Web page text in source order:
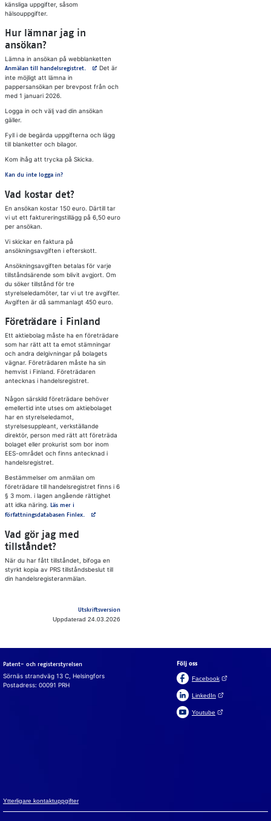
känsliga uppgifter, såsom
hälsouppgifter.
Hur lämnar jag in
ansökan?
Lämna in ansökan på webblanketten
Anmälan till handelsregistret. Avautuu uuteen välilehteen
Det är
inte möjligt att lämna in
pappersansökan per brevpost från och
med 1 januari 2026.
Logga in och välj vad din ansökan
gäller.
Fyll i de begärda uppgifterna och lägg
till blanketter och bilagor.
Kom ihåg att trycka på Skicka.
Kan du inte logga in?
Vad kostar det?
En ansökan kostar 150 euro. Därtill tar
vi ut ett faktureringstillägg på 6,50 euro
per ansökan.
Vi skickar en faktura på
ansökningsavgiften i efterskott.
Ansökningsavgiften betalas för varje
tillståndsärende som blivit avgjort. Om
du söker tillstånd för tre
styrelseledamöter, tar vi ut tre avgifter.
Avgiften är då sammanlagt 450 euro.
Företrädare i Finland
Ett aktiebolag måste ha en företrädare
som har rätt att ta emot stämningar
och andra delgivningar på bolagets
vägnar. Företrädaren måste ha sin
hemvist i Finland. Företrädaren
antecknas i handelsregistret.
Någon särskild företrädare behöver
emellertid inte utses om aktiebolaget
har en styrelseledamot,
styrelsesuppleant, verkställande
direktör, person med rätt att företräda
bolaget eller prokurist som bor inom
EES-området och finns antecknad i
handelsregistret.
Bestämmelser om anmälan om
företrädare till handelsregistret finns i 6
§ 3 mom. i lagen angående rättighet
att idka näring. Läs mer i
författningsdatabasen Finlex. Avautuu uuteen välilehteen
Vad gör jag med
tillståndet?
När du har fått tillståndet, bifoga en
styrkt kopia av PRS tillståndsbeslut till
din handelsregisteranmälan.
Utskriftsversion
Uppdaterad 24.03.2026
Patent- och registerstyrelsen
Sörnäs strandväg 13 C, Helsingfors
Postadress: 00091 PRH
Yt­ter­li­ga­re kon­takt­upp­gif­ter
Följ oss
Facebook(Öppnas i en ny
LinkedIn (Öppnas i en ny flik)
Youtube (Öppnas i en ny flik)